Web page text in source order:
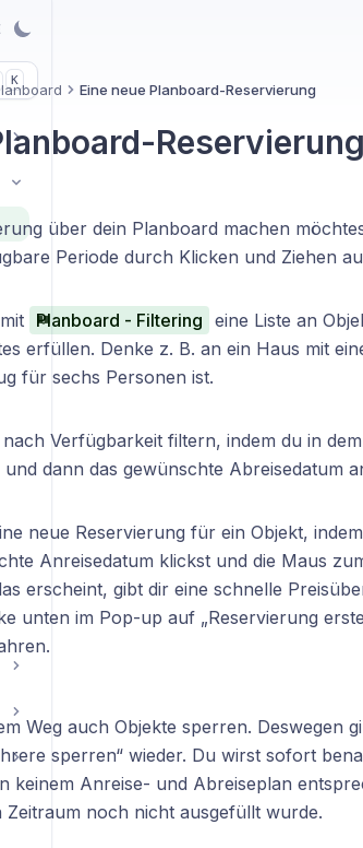
K
Eine neue Planboard-Reservierung
Reservierung
über dein Planboard machen
Periode durch Klicken und Ziehen
Planboard - Filtering eine Liste an
erfüllen. Denke z. B. an ein Haus mit
für sechs Personen ist.
Verfügbarkeit filtern, indem du in
dann das gewünschte Abreisedatum
neue Reservierung für ein Objekt,
Anreisedatum klickst und die Maus
erscheint, gibt dir eine schnelle
unten im Pop-up auf „Reservierung
Weg auch Objekte sperren. Deswegen
sperren“ wieder. Du wirst sofort
keinem Anreise- und Abreiseplan
Zeitraum noch nicht ausgefüllt wurde.